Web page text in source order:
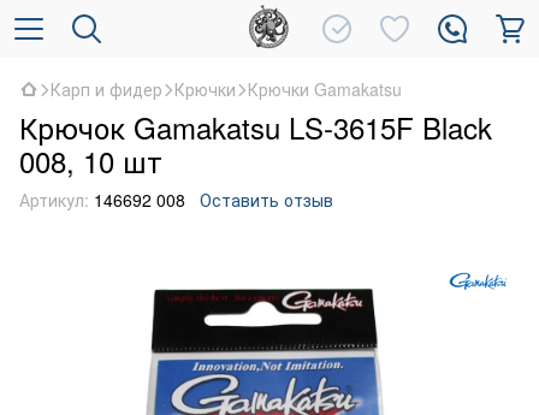
Карп и фидер Крючки Крючки Gamakatsu
Крючок Gamakatsu LS-3615F Black
008, 10 шт
Артикул: 146692 008 Оставить отзыв